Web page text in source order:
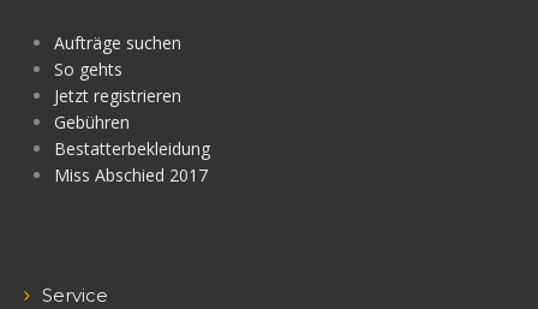
Aufträge suchen
So gehts
Jetzt registrieren
Gebühren
Bestatterbekleidung
Miss Abschied 2017
Service